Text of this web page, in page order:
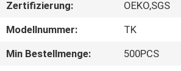
FABRIK-
AUSFLUG
Zertifizierung:
OEKO,SGS
Modellnummer:
TK
Min Bestellmenge:
500PCS